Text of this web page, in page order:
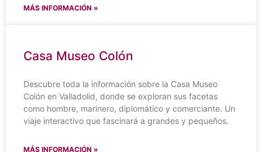
MÁS INFORMACIÓN »
Casa Museo Colón
Descubre toda la información sobre la Casa Museo
Colón en Valladolid, donde se exploran sus facetas
como hombre, marinero, diplomático y comerciante. Un
viaje interactivo que fascinará a grandes y pequeños.
MÁS INFORMACIÓN »